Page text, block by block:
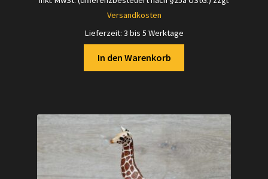
Versand + Wichtige Infos
Versandkosten
Lieferzeit: 3 bis 5 Werktage
In den Warenkorb